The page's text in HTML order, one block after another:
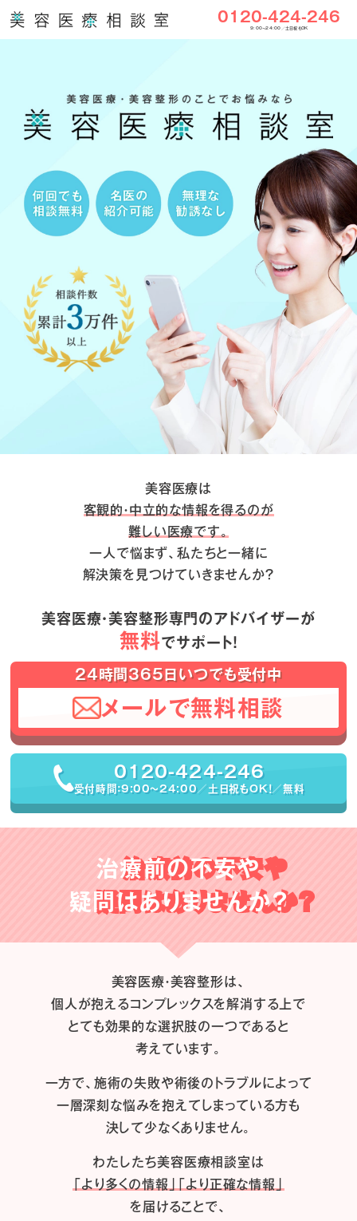
0120-424-246
9:00〜24:00／土日祝もOK
美容医療は
客観的・中立的な情報を得るのが
難しい医療です。
一人で悩まず、私たちと一緒に
解決策を見つけていきませんか？
美容医療・美容整形専門のアドバイザーが
無料でサポート！
24時間365日いつでも受付中
メールで無料相談
0120-424-246
受付時間：9:00〜24:00／土日祝もOK！／無料
治療前の不安や
疑問はありませんか？
美容医療・美容整形は、
個人が抱えるコンプレックスを解消する上で
とても効果的な選択肢の一つであると
考えています。
一方で、施術の失敗や術後のトラブルによって
一層深刻な悩みを抱えてしまっている方も
決して少なくありません。
わたしたち美容医療相談室は
「より多くの情報」「より正確な情報」
を届けることで、